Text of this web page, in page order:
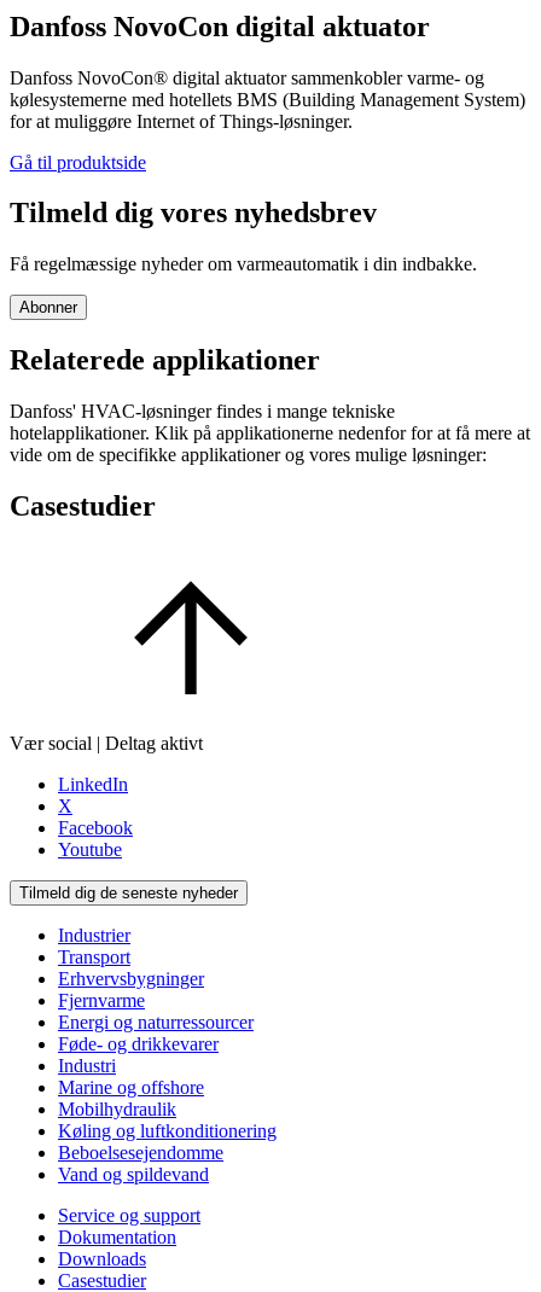
Danfoss NovoCon digital aktuator
Danfoss NovoCon® digital aktuator sammenkobler varme- og
kølesystemerne med hotellets BMS (Building Management System)
for at muliggøre Internet of Things-løsninger.
Gå til produktside
Tilmeld dig vores nyhedsbrev
Få regelmæssige nyheder om varmeautomatik i din indbakke.
Abonner
Relaterede applikationer
Danfoss' HVAC-løsninger findes i mange tekniske
hotelapplikationer. Klik på applikationerne nedenfor for at få mere at
vide om de specifikke applikationer og vores mulige løsninger:
Casestudier
Vær social | Deltag aktivt
LinkedIn
X
Facebook
Youtube
Tilmeld dig de seneste nyheder
Industrier
Transport
Erhvervsbygninger
Fjernvarme
Energi og naturressourcer
Føde- og drikkevarer
Industri
Marine og offshore
Mobilhydraulik
Køling og luftkonditionering
Beboelsesejendomme
Vand og spildevand
Service og support
Dokumentation
Downloads
Casestudier